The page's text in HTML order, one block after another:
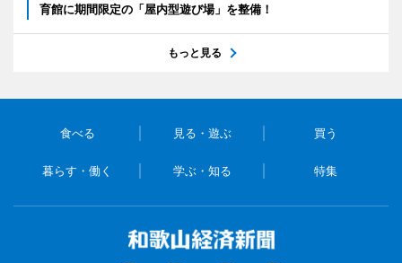
育館に期間限定の「屋内型遊び場」を整備！
もっと見る
食べる 見る・遊ぶ 買う
暮らす・働く 学ぶ・知る 特集